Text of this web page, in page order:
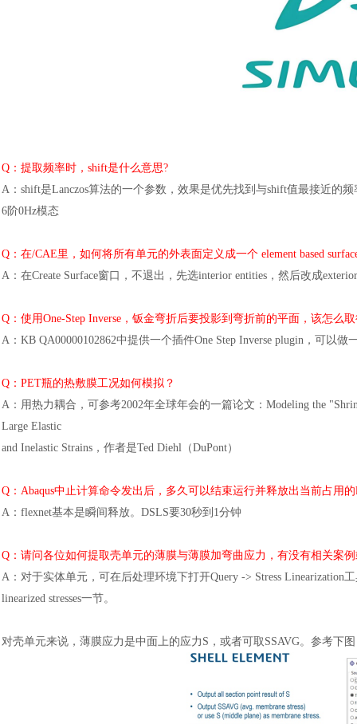
Q：提取频率时，shift是什么意思?
A：shift是Lanczos算法的一个参数，效果是优先找到与shift值最接近的
6阶0Hz模态
Q：在/CAE里，如何将所有单元的外表面定义成一个 element based
A：在Create Surface窗口，不退出，先选interior entities，然后改成
Q：使用One-Step Inverse，钣金弯折后要投影到弯折前的平面，该怎么
A：KB QA00000102862中提供一个插件One Step Inverse plugin，可以
Q：PET瓶的热敷膜工况如何模拟？
A：用热力耦合，可参考2002年全球年会的一篇论文：Modeling the
Large Elastic
and Inelastic Strains，作者是Ted Diehl（DuPont）
Q：Abaqus中止计算命令发出后，多久可以结束运行并释放出当前占用的
A：flexnet基本是瞬间释放。DSLS要30秒到1分钟
Q：请问各位如何提取壳单元的薄膜与薄膜加弯曲应力，有没有相关案
A：对于实体单元，可在后处理环境下打开Query -> Stress Linearization
linearized stresses一节。
对壳单元来说，薄膜应力是中面上的应力 S，或者可取SSAVG。参考下